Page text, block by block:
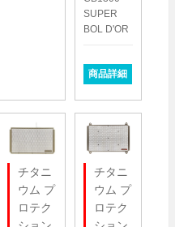
SUPER
BOL D'OR
商品詳細
チタニ
ウム プ
ロテク
チタニ
ウム プ
ロテク